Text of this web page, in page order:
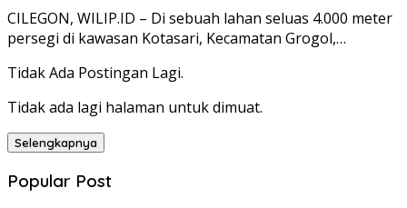
CILEGON, WILIP.ID – Di sebuah lahan seluas 4.000 meter
persegi di kawasan Kotasari, Kecamatan Grogol,…
Tidak Ada Postingan Lagi.
Tidak ada lagi halaman untuk dimuat.
Selengkapnya
Popular Post